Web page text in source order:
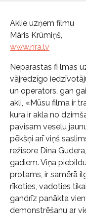
Par biedrību
Kontakti
Aklie uzņem filmu
Māris Krūmiņš,
www.nra.lv
Neparastas fi lmas
vājredzīgo
un operators, gan
akli, «Mūsu filma ir
kura ir akla no
pavisam veselu
pēkšņi arī viņš
režisore Dina
gadiem. Viņa
protams, ir samērā
rīkoties, vadoties
gandrīz panākta
demonstrēšanu ar